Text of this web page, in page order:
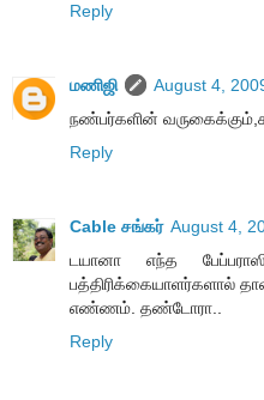
Reply
மணிஜி
August 4,
நண்பர்களின்
Reply
Cable சங்கர் August 4,
டயானா எந்த
பத்திரிக்கையாளர்களால்
எண்ணம். தண்டோரா..
Reply